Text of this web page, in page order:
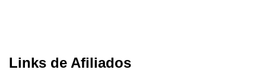
Links de Afiliados